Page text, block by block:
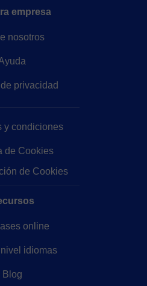
empresa
nosotros
privacidad
y condiciones
de Cookies
de Cookies
online
idiomas
Blog